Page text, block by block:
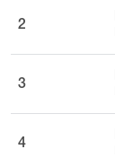
2
3
4